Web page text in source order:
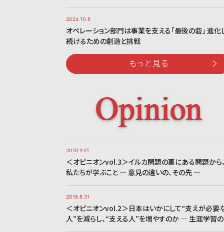
2024.10.8
オペレーション部門は事業を支える「最後の砦」 進化
続けるための創造と挑戦
もっと見る
2018.9.21
＜オピニオンvol.3＞イルカ問題の裏にある問題から
私たちが学ぶこと ― 意見の違いの、その先 ―
2018.8.31
＜オピニオンvol.2＞日本はいかにして“支えが必要
人”を減らし、“支える人”を増やすのか ― 生涯学習